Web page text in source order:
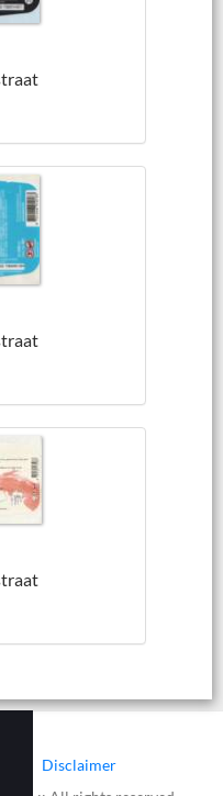
Disclaimer